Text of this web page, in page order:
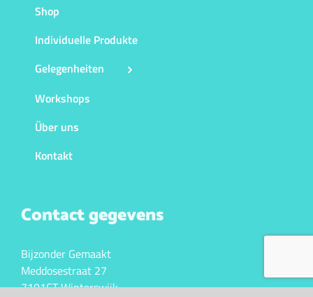
Shop
Individuelle Produkte
Gelegenheiten
Workshops
Über uns
Kontakt
Contact gegevens
Bijzonder Gemaakt
Meddosestraat 27
7101CT Winterswijk